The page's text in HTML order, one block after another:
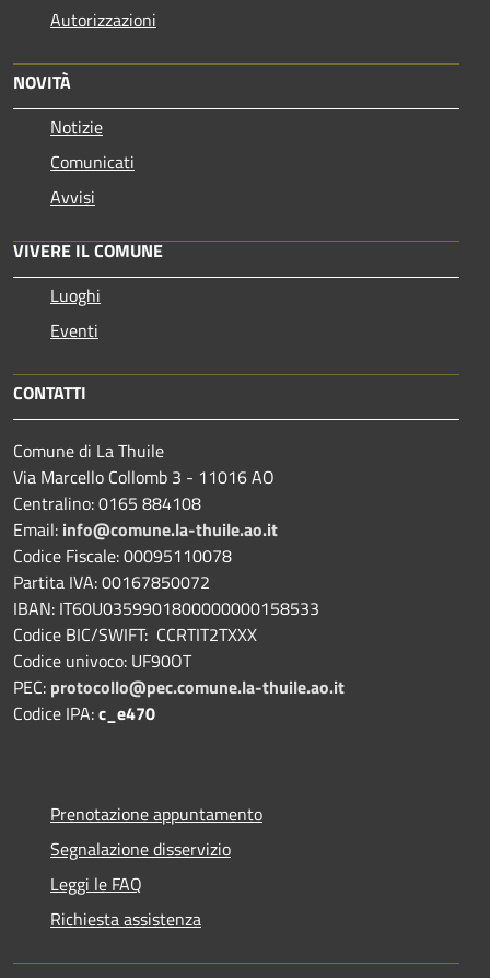
Autorizzazioni
NOVITÀ
Notizie
Comunicati
Avvisi
VIVERE IL COMUNE
Luoghi
Eventi
CONTATTI
Comune di La Thuile
Via Marcello Collomb 3 - 11016 AO
Centralino: 0165 884108
Email: info@comune.la-thuile.ao.it
Codice Fiscale: 00095110078
Partita IVA: 00167850072
IBAN: IT60U0359901800000000158533
Codice BIC/SWIFT: CCRTIT2TXXX
Codice univoco: UF90OT
PEC: protocollo@pec.comune.la-thuile.ao.it
Codice IPA:c_e470
Prenotazione appuntamento
Segnalazione disservizio
Leggi le FAQ
Richiesta assistenza